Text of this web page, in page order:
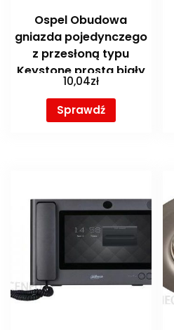
Ospel Obudowa
gniazda pojedynczego
z przesłoną typu
Keystone prosta biały
Aria GPK1UPP00
10,04zł
Sprawdź